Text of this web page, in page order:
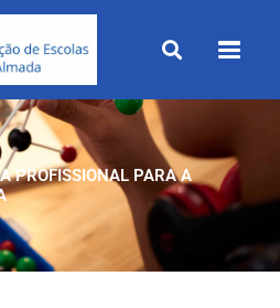
PROFISSIONAL PARA A